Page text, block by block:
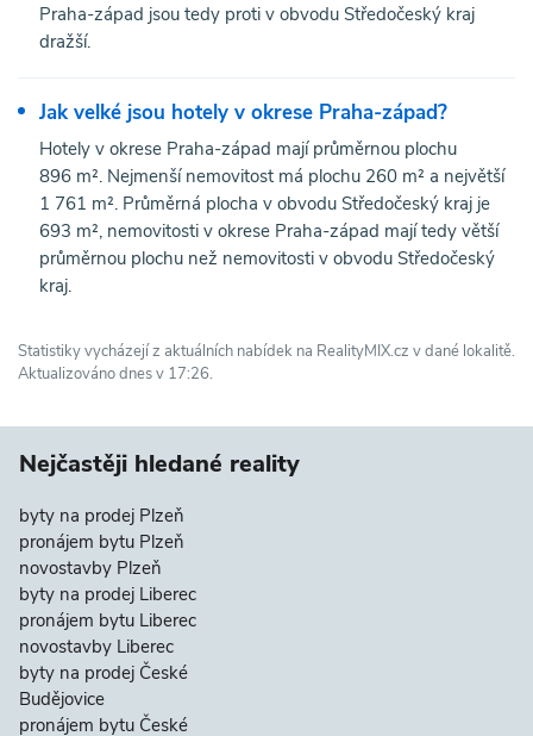
Praha-západ jsou tedy proti v obvodu Středočeský kraj
dražší.
Jak velké jsou hotely v okrese Praha-západ?
Hotely v okrese Praha-západ mají průměrnou plochu
896 m². Nejmenší nemovitost má plochu 260 m² a největší
1 761 m². Průměrná plocha v obvodu Středočeský kraj je
693 m², nemovitosti v okrese Praha-západ mají tedy větší
průměrnou plochu než nemovitosti v obvodu Středočeský
kraj.
Statistiky vycházejí z aktuálních nabídek na RealityMIX.cz v dané lokalitě.
Aktualizováno dnes v 17:26.
Nejčastěji hledané reality
byty na prodej Plzeň
pronájem bytu Plzeň
novostavby Plzeň
byty na prodej Liberec
pronájem bytu Liberec
novostavby Liberec
byty na prodej České
Budějovice
pronájem bytu České